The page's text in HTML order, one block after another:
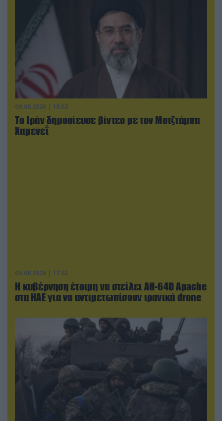
09.08.2026 | 18:02
Το Ιράν δημοσίευσε βίντεο με τον Μοτζτάμπα
Χαμενεΐ
09.08.2026 | 17:02
Η κυβέρνηση έτοιμη να στείλει AH-64D Apache
στα ΗΑΕ για να αντιμετωπίσουν ιρανικά drone